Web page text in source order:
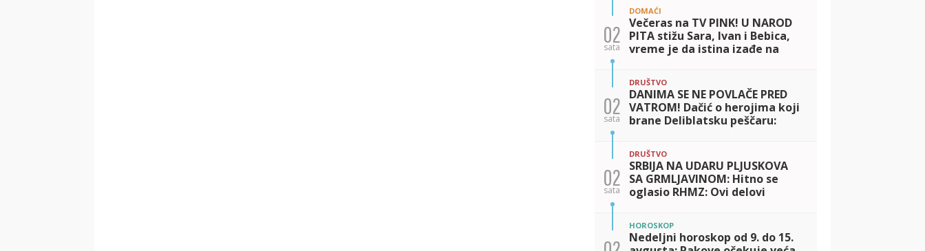
02
sata
DOMAĆI
Večeras na TV PINK! U NAROD
PITA stižu Sara, Ivan i Bebica,
vreme je da istina izađe na
02
sata
DRUŠTVO
DANIMA SE NE POVLAČE PRED
VATROM! Dačić o herojima koji
brane Deliblatsku peščaru:
02
sata
DRUŠTVO
SRBIJA NA UDARU PLJUSKOVA
SA GRMLJAVINOM: Hitno se
oglasio RHMZ: Ovi delovi
HOROSKOP
Nedeljni horoskop od 9. do 15.